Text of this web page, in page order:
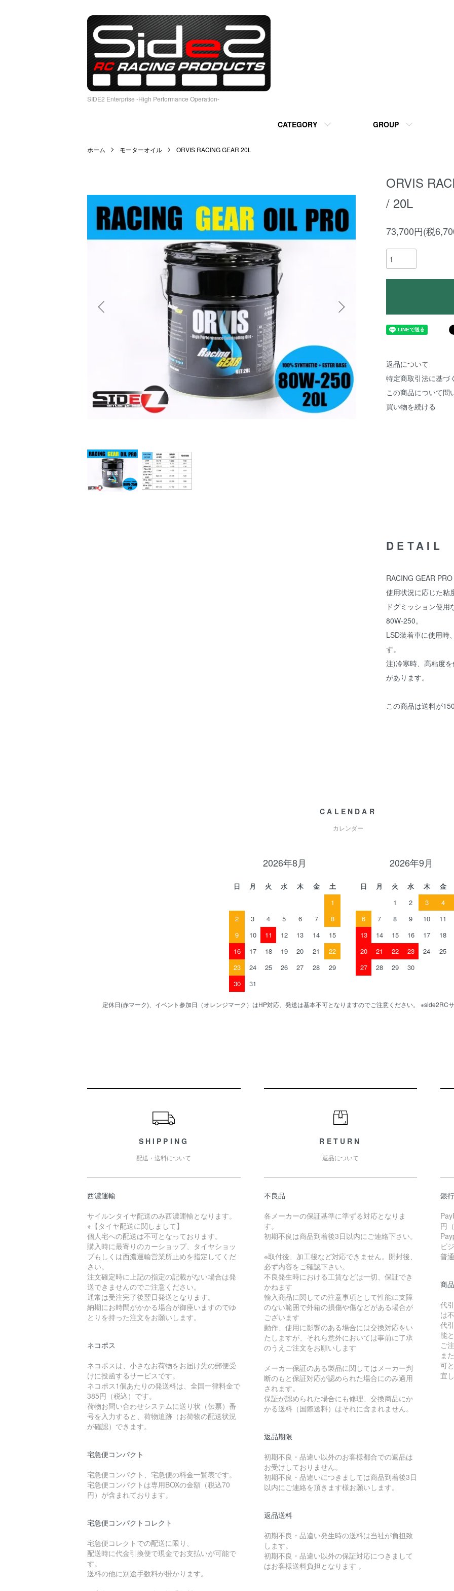
SIDE2 Enterprise -High Performance Operation-
CATEGORY GROUP
ホーム モーターオイル ORVIS RACING GEAR 20L
ORVIS
/ 20L
73,700円(税
返品について
特定商取引法に基づ
この商品について問
買い物を続ける
DETAIL
RACING GEAR PRO
使用状況に応じた粘
ドグミッション使
80W-250。
LSD装着車に使用時
す。
注)冷寒時、高粘度
があります。
この商品は送料が
CALENDAR
カレンダー
2026年8月
日 月 火 水 木 金
土
1
2
3 4 5 6 7
8
9
10 11 12 13 14
15
16
17 18 19 20 21
22
23
24 25 26 27 28
29
30
31
2026年9月
日 月 火 水 木 金
1
2 3 4
6
7 8 9 10 11
13
14 15 16 17 18
20
21 22 23 24 25
27
28 29 30
定休日(赤マーク)、イベント参加日（オレンジマーク）はHP対応、発送は基本不可となりますのでご注意ください。 ※side2RC
SHIPPING
配送・送料について
西濃運輸
サイルンタイヤ配送のみ西濃運輸となります。
※【タイヤ配送に関しまして】
個人宅への配送は不可となっております。
購入時に最寄りのカーショップ、タイヤショッ
プもしくは西濃運輸営業所止めを指定してくだ
さい。
注文確定時に上記の指定の記載がない場合は発
送できませんのでご注意ください。
通常は受注完了後翌日発送となります。
納期にお時間がかかる場合が御座いますのでゆ
とりを持った注文をお願いします。
ネコポス
ネコポスは、小さなお荷物をお届け先の郵便受
けに投函するサービスです。
ネコポス1個あたりの発送料は、全国一律料金で
385円（税込）です。
荷物お問い合わせシステムに送り状（伝票）番
号を入力すると、荷物追跡（お荷物の配送状況
が確認）できます。
宅急便コンパクト
宅急便コンパクト、宅急便の料金一覧表です。
宅急便コンパクトは専用BOXの金額（税込70
円）が含まれております。
宅急便コンパクトコレクト
宅急便コレクトでの配送に限り、
配送時に代金引換便で現金でお支払いが可能で
す。
送料の他に別途手数料が掛かります。
RETURN
返品について
不良品
各メーカーの保証基準に準ずる対応となりま
す。
初期不良は商品到着後3日以内にご連絡下さい。
※取付後、加工後など対応できません。開封後、
必ず内容をご確認下さい。
不良発生時における工賃などは一切、保証でき
かねます
輸入商品に関しての注意事項として性能に支障
のない範囲で外箱の損傷や傷などがある場合が
ございます
動作、使用に影響のある場合には交換対応をい
たしますが、それら意外においては事前に了承
のうえご注文をお願いします
メーカー保証のある製品に関してはメーカー判
断のもと保証対応が認められた場合にのみ適用
されます。
保証が認められた場合にも修理、交換商品にか
かる送料（国際送料）はそれに含まれません。
返品期限
初期不良・品違い以外のお客様都合での返品は
お受けしておりません。
初期不良・品違いにつきましては商品到着後3日
以内にご連絡を頂きます様お願いします。
返品送料
初期不良・品違い発生時の送料は当社が負担致
します。
初期不良・品違い以外の保証対応につきまして
はお客様送料負担となります 。
銀
円
ビ
普
商
代
は
代
能
ご
ま
可
宜